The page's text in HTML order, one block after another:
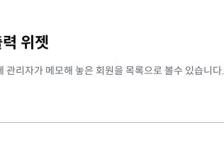
위젯
리자가 메모해 놓은 회원을 목록으로 볼수 있습니다.